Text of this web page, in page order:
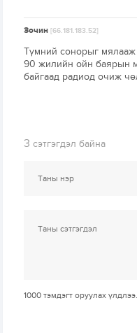
Зочин[66.181.183.52]
Түмний сонорыг
90 жилийн ойн баярын
байгаад радиод очиж
3 сэтгэгдэл байна
1000 тэмдэгт оруулах үлдлээ.